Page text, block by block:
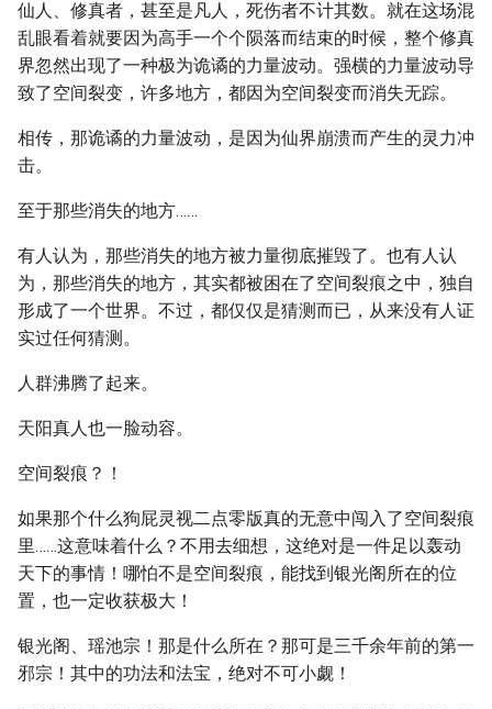
仙人、修真者，甚至是凡人，死伤者不计其数。就在这场混
乱眼看着就要因为高手一个个陨落而结束的时候，整个修真
界忽然出现了一种极为诡谲的力量波动。强横的力量波动导
致了空间裂变，许多地方，都因为空间裂变而消失无踪。
相传，那诡谲的力量波动，是因为仙界崩溃而产生的灵力冲
击。
至于那些消失的地方……
有人认为，那些消失的地方被力量彻底摧毁了。也有人认
为，那些消失的地方，其实都被困在了空间裂痕之中，独自
形成了一个世界。不过，都仅仅是猜测而已，从来没有人证
实过任何猜测。
人群沸腾了起来。
天阳真人也一脸动容。
空间裂痕？！
如果那个什么狗屁灵视二点零版真的无意中闯入了空间裂痕
里……这意味着什么？不用去细想，这绝对是一件足以轰动
天下的事情！哪怕不是空间裂痕，能找到银光阁所在的位
置，也一定收获极大！
银光阁、瑶池宗！那是什么所在？那可是三千余年前的第一
邪宗！其中的功法和法宝，绝对不可小觑！